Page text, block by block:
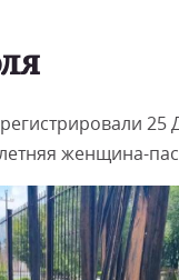
женщина-